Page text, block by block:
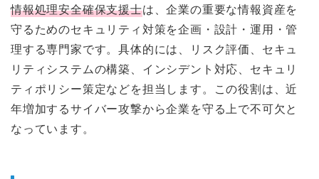
情報処理安全確保支援士は、企業の重要な情報資産を
守るためのセキュリティ対策を企画・設計・運用・管
理する専門家です。具体的には、リスク評価、セキュ
リティシステムの構築、インシデント対応、セキュリ
ティポリシー策定などを担当します。この役割は、近
年増加するサイバー攻撃から企業を守る上で不可欠と
なっています。